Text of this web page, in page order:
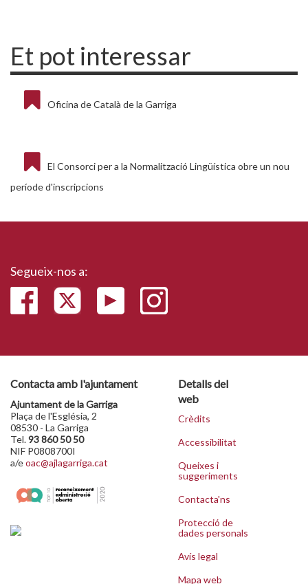
Et pot interessar
Oficina de Català de la Garriga
El Consorci per a la Normalització Lingüística obre un nou
període d'inscripcions
Segueix-nos a:
Contacta amb l'ajuntament
Ajuntament de la Garriga
Plaça de l'Església, 2
08530 - La Garriga
Tel.93 860 50 50
NIF P0808700I
a/eoac@ajlagarriga.cat
Detalls del
web
Crèdits
Accessibilitat
Queixes i
suggeriments
Contacta'ns
Protecció de
dades personals
Avís legal
Mapa web